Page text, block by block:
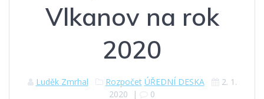
Vlkanov na rok
2020
Luděk Zmrhal Rozpočet ÚŘEDNÍ DESKA
2. 1.
2020 | 0